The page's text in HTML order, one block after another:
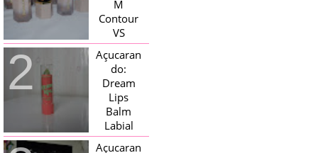
M
Contour
VS
Bronzer!
HELLO AÇUCARADAS, E NESTE
MÊS CHEGOU AQUI EM CASA UMA
CAIXA RECHEADA DE SHEGLAM,
TINHA BLUSH, ILUMINADORES E
TODOS OS BRONZER E
CONTORNOS ...
Açucaran
do:
Dream
Lips
Balm
Labial
Magico
Açucaran